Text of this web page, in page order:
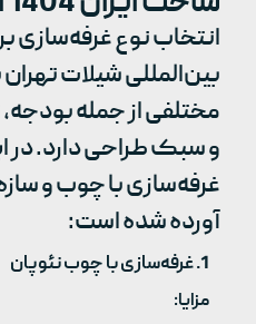
انتخاب نوع غرفه‌سازی
بین‌المللی شیلات
مختلفی از جمله بودجه،
و سبک طراحی دارد. در
غرفه‌سازی با چوب و
آورده شده است:
1. غرفه‌سازی با چوب نئوپان
مزایا: